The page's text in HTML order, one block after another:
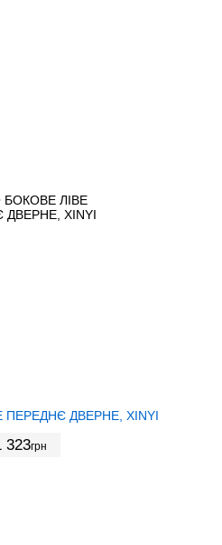
ПЕРЕДНЄ ДВЕРНЕ, XINYI
323грн